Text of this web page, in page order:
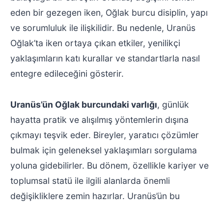
eden bir gezegen iken, Oğlak burcu disiplin, yapı
ve sorumluluk ile ilişkilidir. Bu nedenle, Uranüs
Oğlak’ta iken ortaya çıkan etkiler, yenilikçi
yaklaşımların katı kurallar ve standartlarla nasıl
entegre edileceğini gösterir.
Uranüs’ün Oğlak burcundaki varlığı, günlük
hayatta pratik ve alışılmış yöntemlerin dışına
çıkmayı teşvik eder. Bireyler, yaratıcı çözümler
bulmak için geleneksel yaklaşımları sorgulama
yoluna gidebilirler. Bu dönem, özellikle kariyer ve
toplumsal statü ile ilgili alanlarda önemli
değişikliklere zemin hazırlar. Uranüs’ün bu